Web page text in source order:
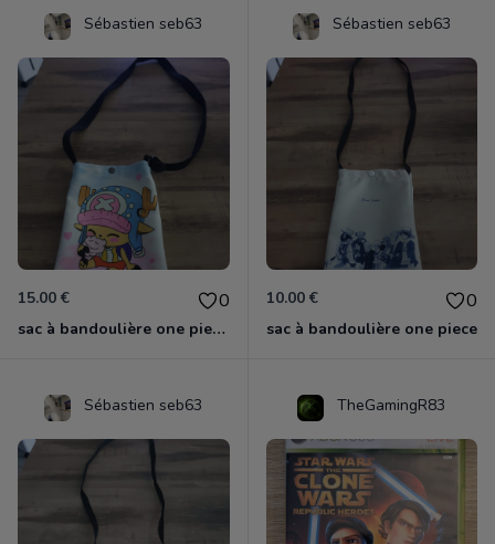
Sébastien seb63
15.00 € 0
sac à bandoulière one piece chopper
Sébastien seb63
10.00 € 0
sac à bandoulière one piece
Sébastien seb63 TheGamingR83